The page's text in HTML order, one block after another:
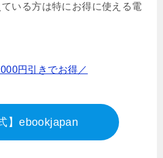
いる方は特にお得に使える電
円引きでお得／
】ebookjapan